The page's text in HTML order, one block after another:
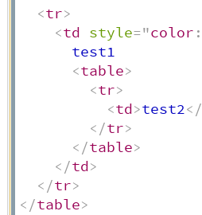
<tr>
<td style="color :
      test1
<table>
<tr>
<td>test2</
</tr>
</table>
</td>
</tr>
</table>